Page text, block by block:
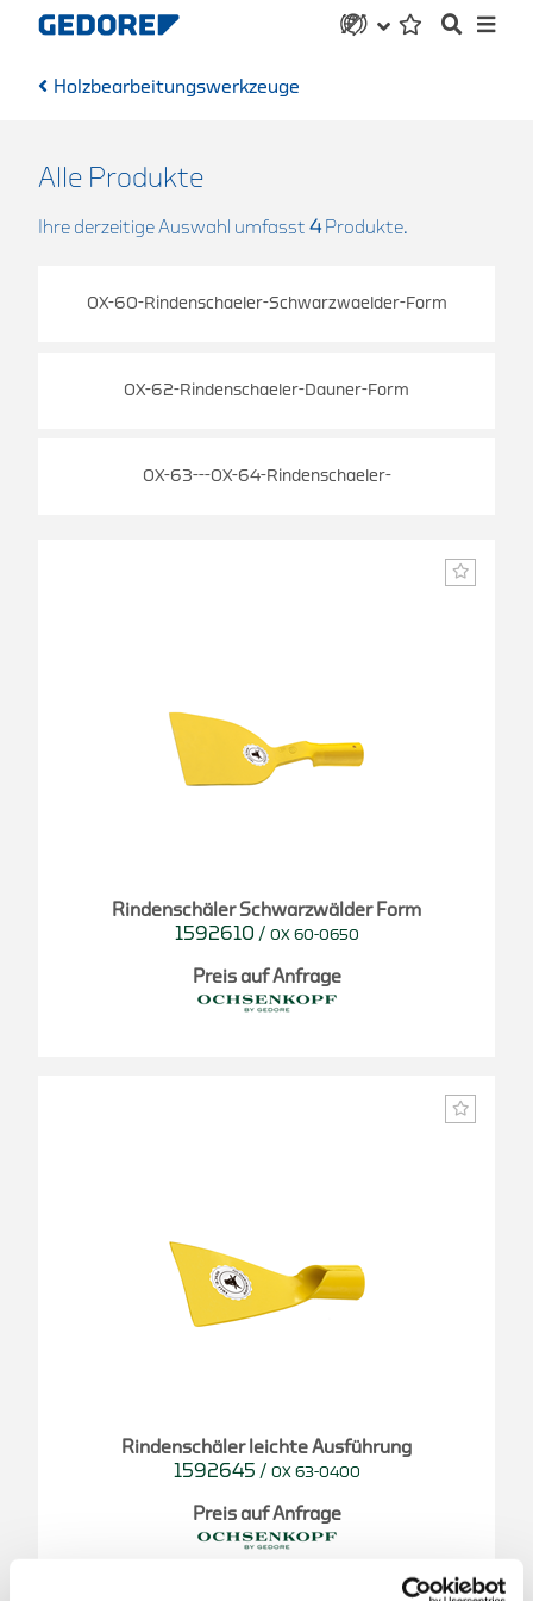
Holzbearbeitungswerkzeuge
Alle Produkte
Ihre derzeitige Auswahl umfasst 4Produkte.
OX-60-Rindenschaeler-Schwarzwaelder-Form
OX-62-Rindenschaeler-Dauner-Form
OX-63---OX-64-Rindenschaeler-
Rindenschäler Schwarzwälder Form
1592610 / OX 60-0650
Preis auf Anfrage
Rindenschäler leichte Ausführung
1592645 / OX 63-0400
Preis auf Anfrage